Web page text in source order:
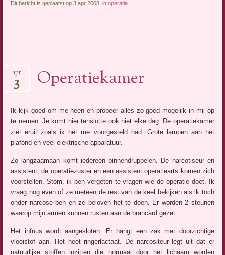
Dit bericht is geplaatst op 3 apr 2008, inoperatie
Operatiekamer
apr
3
Ik kijk goed om me heen en probeer alles zo goed mogelijk in mij op
te nemen. Je komt hier tenslotte ook niet elke dag. De operatiekamer
ziet eruit zoals ik het me voorgesteld had. Grote lampen aan het
plafond en veel elektrische apparatuur.
Zo langzaamaan komt iedereen binnendruppelen. De narcotiseur en
assistent, de operatiezuster en een assistent operatiearts komen zich
voorstellen. Stom, ik ben vergeten te vragen wie de operatie doet. Ik
vraag nog even of ze meteen de rest van de keel bekijken als ik toch
onder narcose ben en ze beloven het te doen. Er worden 2 steunen
waarop mijn armen kunnen rusten aan de brancard gezet.
Het infuus wordt aangesloten. Er hangt een zak met doorzichtige
vloeistof aan. Het heet ringerlactaat. De narcositeur legt uit dat er
natuurlijke stoffen inzitten die normaal door het lichaam worden